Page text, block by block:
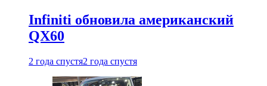
Infiniti обновила американский
QX60
2 года спустя2 года спустя